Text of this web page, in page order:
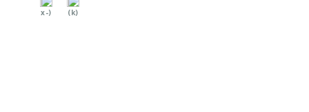
x-) (k)